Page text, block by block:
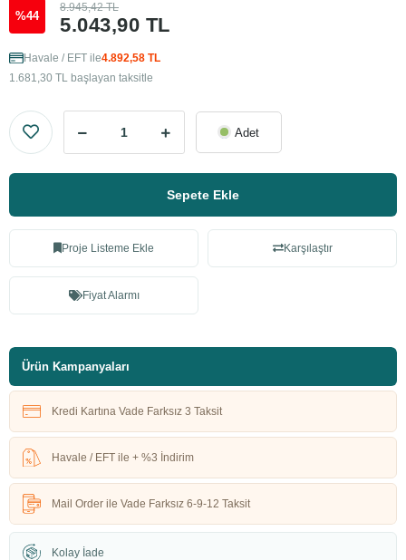
%44 5.043,90 TL
8.945,42 TL
Havale / EFT ile4.892,58 TL
1.681,30 TL başlayan taksitle
Adet
Sepete Ekle
Proje Listeme Ekle Karşılaştır
Fiyat Alarmı
Ürün Kampanyaları
Kredi Kartına Vade Farksız 3 Taksit
Havale / EFT ile + %3 İndirim
Mail Order ile Vade Farksız 6-9-12 Taksit
Kolay İade